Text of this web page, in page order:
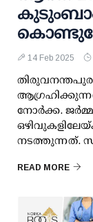
14 Feb 2025
നോര്‍ക്ക.
നടത്തുന്നത്.
READ MORE